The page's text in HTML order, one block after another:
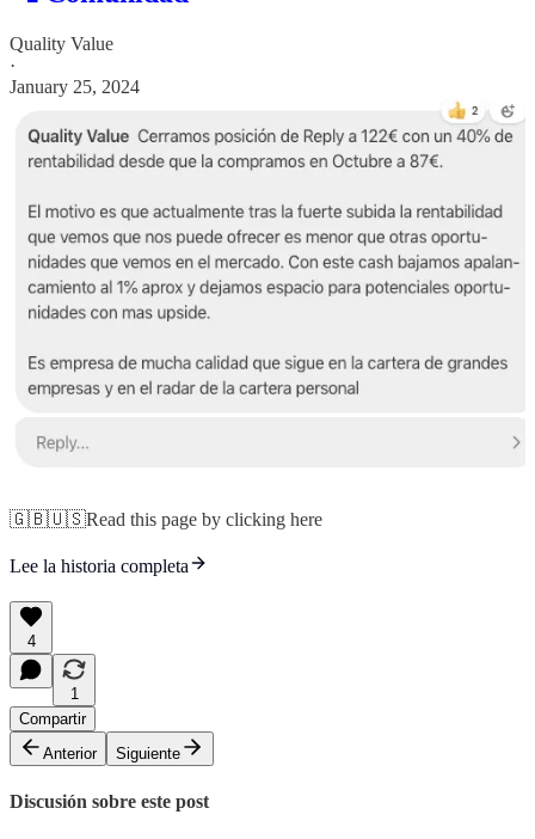
Quality Value
·
January 25, 2024
🇬🇧🇺🇸Read this page by clicking here
Lee la historia completa
4
1
Compartir
Anterior
Siguiente
Discusión sobre este post